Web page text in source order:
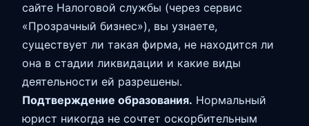
сайте Налоговой службы (через сервис
«Прозрачный бизнес»), вы узнаете,
существует ли такая фирма, не находится ли
она в стадии ликвидации и какие виды
деятельности ей разрешены.
Подтверждение образования. Нормальный
юрист никогда не сочтет оскорбительным